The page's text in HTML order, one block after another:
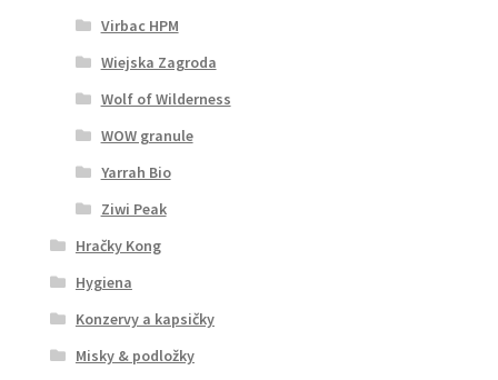
Virbac HPM
Wiejska Zagroda
Wolf of Wilderness
WOW granule
Yarrah Bio
Ziwi Peak
Hračky Kong
Hygiena
Konzervy a kapsičky
Misky & podložky